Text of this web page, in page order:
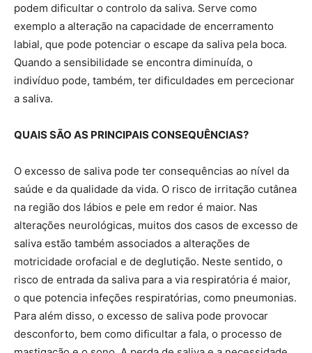
podem dificultar o controlo da saliva. Serve como
exemplo a alteração na capacidade de encerramento
labial, que pode potenciar o escape da saliva pela boca.
Quando a sensibilidade se encontra diminuída, o
indivíduo pode, também, ter dificuldades em percecionar
a saliva.
QUAIS SÃO AS PRINCIPAIS CONSEQUÊNCIAS?
O excesso de saliva pode ter consequências ao nível da
saúde e da qualidade da vida. O risco de irritação cutânea
na região dos lábios e pele em redor é maior. Nas
alterações neurológicas, muitos dos casos de excesso de
saliva estão também associados a alterações de
motricidade orofacial e de deglutição. Neste sentido, o
risco de entrada da saliva para a via respiratória é maior,
o que potencia infeções respiratórias, como pneumonias.
Para além disso, o excesso de saliva pode provocar
desconforto, bem como dificultar a fala, o processo de